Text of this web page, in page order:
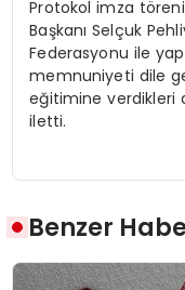
Protokol imza
Başkanı Selçuk
Federasyonu ile
memnuniyeti dile
eğitimine verdikleri
iletti.
Benzer